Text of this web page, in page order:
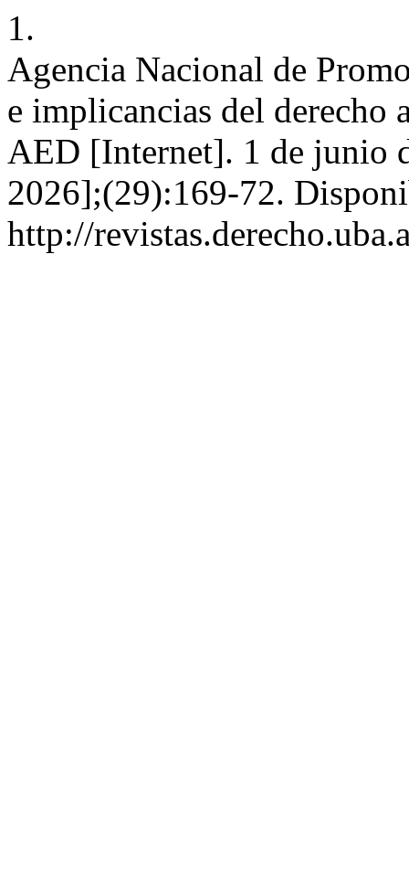
1.
Agencia Nacional de
e implicancias del derecho
AED [Internet]. 1 de junio
2026];(29):169-72.
http://